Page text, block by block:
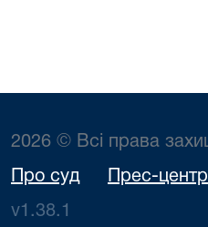
2026 © Всі права
Про суд Прес-центр
v1.38.1